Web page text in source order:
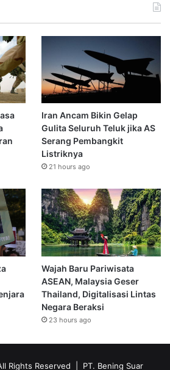
Iran Ancam Bikin Gelap
Gulita Seluruh Teluk jika AS
Serang Pembangkit
Listriknya
21 hours ago
Wajah Baru Pariwisata
ASEAN, Malaysia Geser
Thailand, Digitalisasi Lintas
Negara Beraksi
23 hours ago
Rights Reserved | PT. Bening Suar